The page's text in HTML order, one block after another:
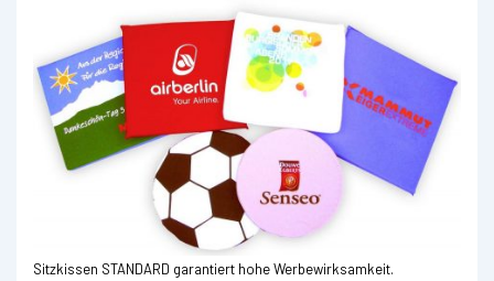
Sitzkissen STANDARD garantiert hohe Werbewirksamkeit.